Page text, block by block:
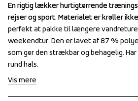
En rigtig lækker hurtigtørrende
rejser og sport. Materialet er krøller
perfekt at pakke til længere
weekendtur. Den er lavet af 87 %
som gør den strækbar og behagelig.
rund hals.
En rigtig lækker hurtigtørrende
rejser og sport. Materialet er krøller
perfekt at pakke til længere
weekendtur. Den er lavet af 87 %
som gør den strækbar og behagelig.
rund hals.
Vis mere